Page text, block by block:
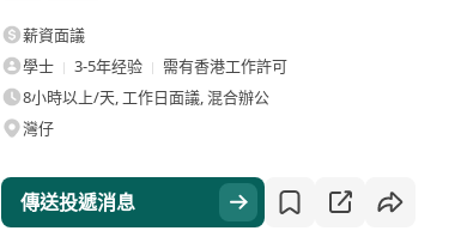
薪資面議
學士
3-5年经验
需有香港工作許可
8小時以上/天, 工作日面議, 混合辦公
灣仔
傳送投遞消息